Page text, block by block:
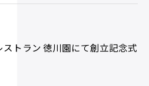
トラン 徳川園にて創立記念式